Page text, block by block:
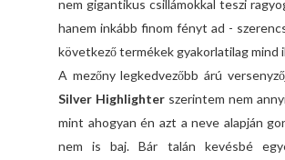
nem gigantikus csillámokkal teszi
hanem inkább finom fényt ad -
következő termékek gyakorlatilag mind
A mezőny legkedvezőbb árú
Silver Highlighter szerintem nem
mint ahogyan én azt a neve alapján
nem is baj. Bár talán kevésbé